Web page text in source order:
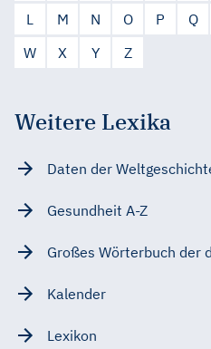
L
M N O P Q
W
X Y Z
Weitere Lexika
Daten der
Gesundheit A-Z
Großes Wörterbuch der
Kalender
Lexikon